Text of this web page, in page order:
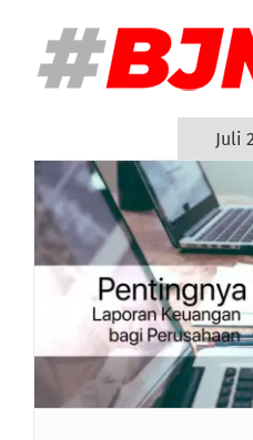
content
Juli